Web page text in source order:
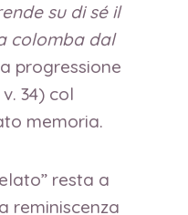
su di sé il
colomba dal
progressione
34) col
memoria.
resta a
reminiscenza